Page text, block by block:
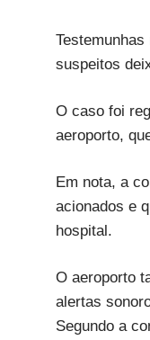
suspeitos
O caso foi
aeroporto,
Em nota, a
acionados e
hospital.
O aeroporto
alertas
Segundo a